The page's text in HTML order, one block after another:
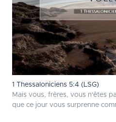
1 Thessaloniciens 5:4 (LSG)
Mais vous, frères, vous n'êtes
que ce jour vous surprenne